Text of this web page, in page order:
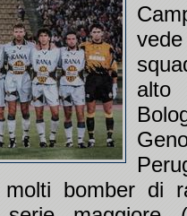
alto
molti bomber di